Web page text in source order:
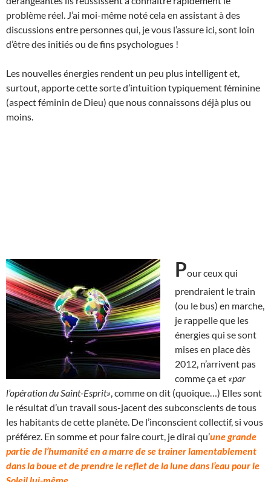
problème réel. J’ai moi-même noté cela en assistant à des
discussions entre personnes qui, je vous l’assure ici, sont loin
d’être des initiés ou de fins psychologues !
Les nouvelles énergies rendent un peu plus intelligent et,
surtout, apporte cette sorte d’intuition typiquement féminine
(aspect féminin de Dieu) que nous connaissons déjà plus ou
moins.
Pour ceux qui
prendraient le train
(ou le bus) en marche,
je rappelle que les
énergies qui se sont
mises en place dès
2012, n’arrivent pas
comme ça et «par
l’opération du Saint-Esprit» , comme on dit (quoique…) Elles sont
le résultat d’un travail sous-jacent des subconscients de tous
les habitants de cette planète. De l’inconscient collectif, si vous
préférez. En somme et pour faire court, je dirai qu’une grande
partie de l’humanité en a marre de se trainer lamentablement
dans la boue et de prendre le reflet de la lune dans l’eau pour le
Soleil lui-même.